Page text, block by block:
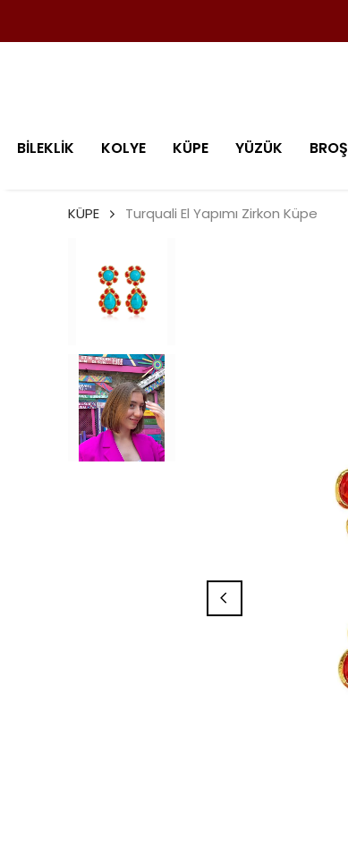
BİLEKLİK KOLYE KÜPE YÜZÜK BROŞ
KÜPE Turquali El Yapımı Zirkon Küpe